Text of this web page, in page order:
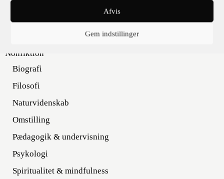
Afvis
Gem indstillinger
Nonfiktion
Biografi
Filosofi
Naturvidenskab
Omstilling
Pædagogik & undervisning
Psykologi
Spiritualitet & mindfulness